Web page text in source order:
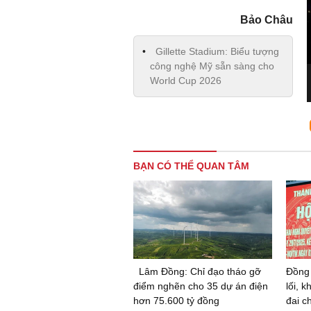
Bảo Châu
Gillette Stadium: Biểu tượng
công nghệ Mỹ sẵn sàng cho
World Cup 2026
BẠN CÓ THỂ QUAN TÂM
Lâm Đồng: Chỉ đạo tháo gỡ
điểm nghẽn cho 35 dự án điện
hơn 75.600 tỷ đồng
Đồng
lối,
đai